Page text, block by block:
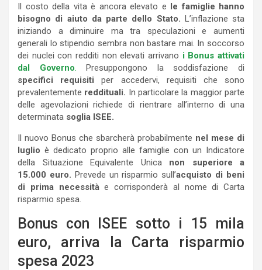
Il costo della vita è ancora elevato e le famiglie hanno
bisogno di aiuto da parte dello Stato. L’inflazione sta
iniziando a diminuire ma tra speculazioni e aumenti
generali lo stipendio sembra non bastare mai. In soccorso
dei nuclei con redditi non elevati arrivano i Bonus attivati
dal Governo
Presuppongono la soddisfazione di
specifici requisiti per accedervi, requisiti che sono
prevalentemente reddituali. In particolare la maggior parte
delle agevolazioni richiede di rientrare all’interno di una
determinata soglia ISEE.
Il nuovo Bonus che sbarcherà probabilmente nel mese di
luglio è dedicato proprio alle famiglie con un Indicatore
della Situazione Equivalente Unica non superiore a
15.000 euro. Prevede un risparmio sull’acquisto di beni
di prima necessità e corrisponderà al nome di Carta
risparmio spesa.
Bonus con ISEE sotto i 15 mila
euro, arriva la Carta risparmio
spesa 2023